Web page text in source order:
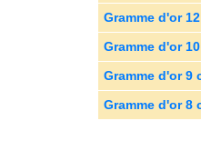
Gramme d'or
Gramme d'or
Gramme d'or 9
Gramme d'or 8